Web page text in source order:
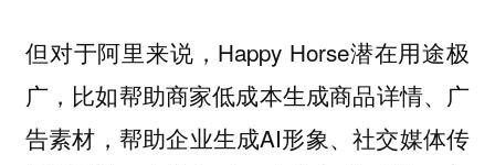
但对于阿里来说，Happy Horse潜在用途极
广，比如帮助商家低成本生成商品详情、广
告素材，帮助企业生成AI形象、社交媒体传